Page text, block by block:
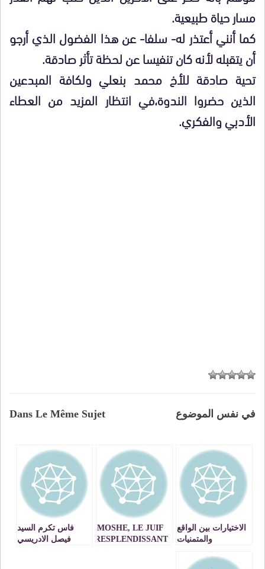
مسار حياة طبيعية.
كما أنني أعتذر له- سلفا- عن هذا الفضول الذي أرجو
أن يتقبله لأنه كان تنفيسا عن لحظة تأثر صادقة.
تحية صادقة للأخ محمد بنعلي ولكافة المبدعين
الذين حضروا الندوة،في انتظار المزيد من العطاء
الأدبي والفكري.
Dans Le Même Sujet في نفس الموضوع
الاختيارات بين الواقع
والمتمنيات
MOSHE, LE JUIF
RESPLENDISSANT
فاس تكرم السيد
فيصل الادريسي